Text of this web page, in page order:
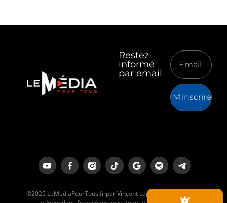
Restez
informé
par email
M'inscrire
©2025 LeMediaPourTous.fr par Vincent Lapierre est un média